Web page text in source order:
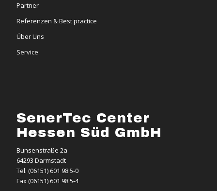
Partner
Referenzen & Best practice
Über Uns
Service
SenerTec Center
Hessen Süd GmbH
Bunsenstraße 2a
64293 Darmstadt
Tel. (06151) 601 98 5-0
Fax (06151) 601 98 5-4